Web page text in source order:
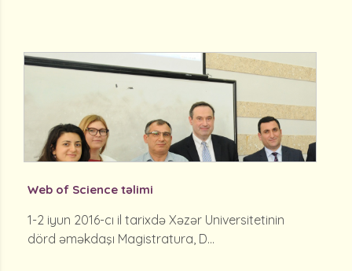
Web of Science təlimi
1-2 iyun 2016-cı il tarixdə Xəzər Universitetinin
dörd əməkdaşı Magistratura, D...